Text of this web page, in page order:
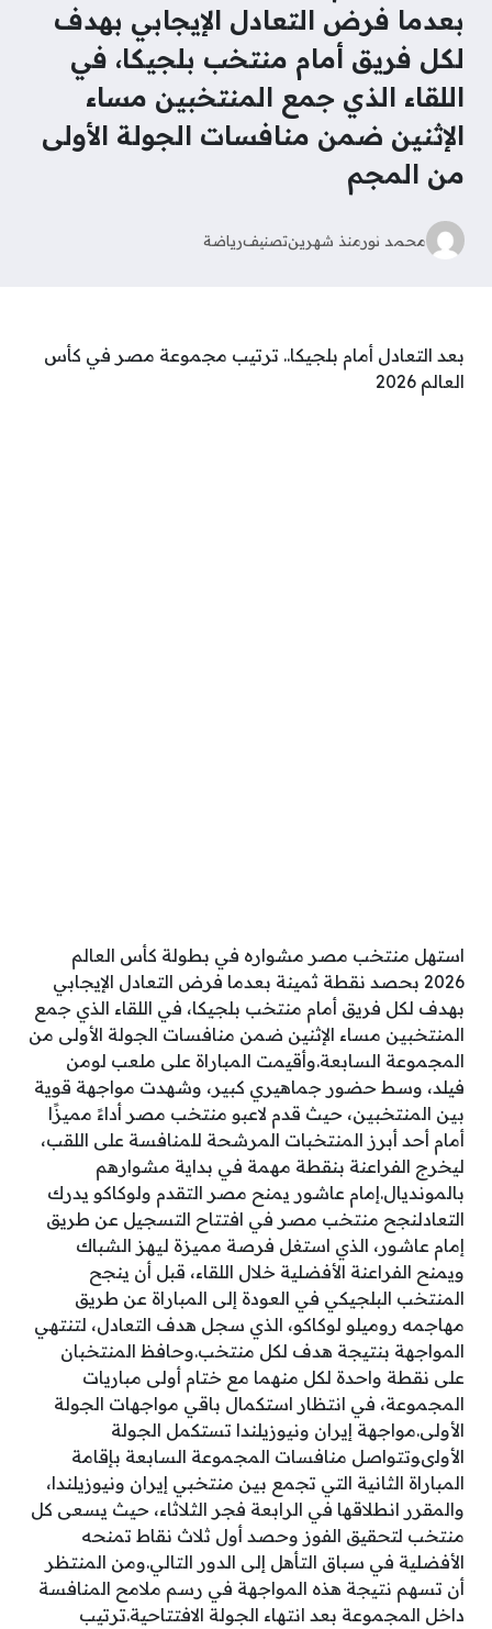
بعدما فرض التعادل الإيجابي بهدف
لكل فريق أمام منتخب بلجيكا، في
اللقاء الذي جمع المنتخبين مساء
الإثنين ضمن منافسات الجولة الأولى
من المجم
محمد نورمنذ شهرينتصنيفرياضة
بعد التعادل أمام بلجيكا.. ترتيب مجموعة مصر في كأس
العالم 2026
استهل منتخب مصر مشواره في بطولة كأس العالم
2026 بحصد نقطة ثمينة بعدما فرض التعادل الإيجابي
بهدف لكل فريق أمام منتخب بلجيكا، في اللقاء الذي جمع
المنتخبين مساء الإثنين ضمن منافسات الجولة الأولى من
المجموعة السابعة.وأقيمت المباراة على ملعب لومن
فيلد، وسط حضور جماهيري كبير، وشهدت مواجهة قوية
بين المنتخبين، حيث قدم لاعبو منتخب مصر أداءً مميزًا
أمام أحد أبرز المنتخبات المرشحة للمنافسة على اللقب،
ليخرج الفراعنة بنقطة مهمة في بداية مشوارهم
بالمونديال.إمام عاشور يمنح مصر التقدم ولوكاكو يدرك
التعادلنجح منتخب مصر في افتتاح التسجيل عن طريق
إمام عاشور، الذي استغل فرصة مميزة ليهز الشباك
ويمنح الفراعنة الأفضلية خلال اللقاء، قبل أن ينجح
المنتخب البلجيكي في العودة إلى المباراة عن طريق
مهاجمه روميلو لوكاكو، الذي سجل هدف التعادل، لتنتهي
المواجهة بنتيجة هدف لكل منتخب.وحافظ المنتخبان
على نقطة واحدة لكل منهما مع ختام أولى مباريات
المجموعة، في انتظار استكمال باقي مواجهات الجولة
الأولى.مواجهة إيران ونيوزيلندا تستكمل الجولة
الأولىوتتواصل منافسات المجموعة السابعة بإقامة
المباراة الثانية التي تجمع بين منتخبي إيران ونيوزيلندا،
والمقرر انطلاقها في الرابعة فجر الثلاثاء، حيث يسعى كل
منتخب لتحقيق الفوز وحصد أول ثلاث نقاط تمنحه
الأفضلية في سباق التأهل إلى الدور التالي.ومن المنتظر
أن تسهم نتيجة هذه المواجهة في رسم ملامح المنافسة
داخل المجموعة بعد انتهاء الجولة الافتتاحية.ترتيب